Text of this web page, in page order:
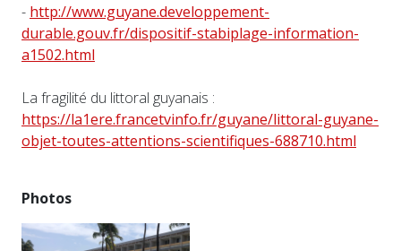
- http://www.guyane.developpement-
durable.gouv.fr/dispositif-stabiplage-information-
a1502.html
La fragilité du littoral guyanais :
https://la1ere.francetvinfo.fr/guyane/littoral-guyane-
objet-toutes-attentions-scientifiques-688710.html
Photos